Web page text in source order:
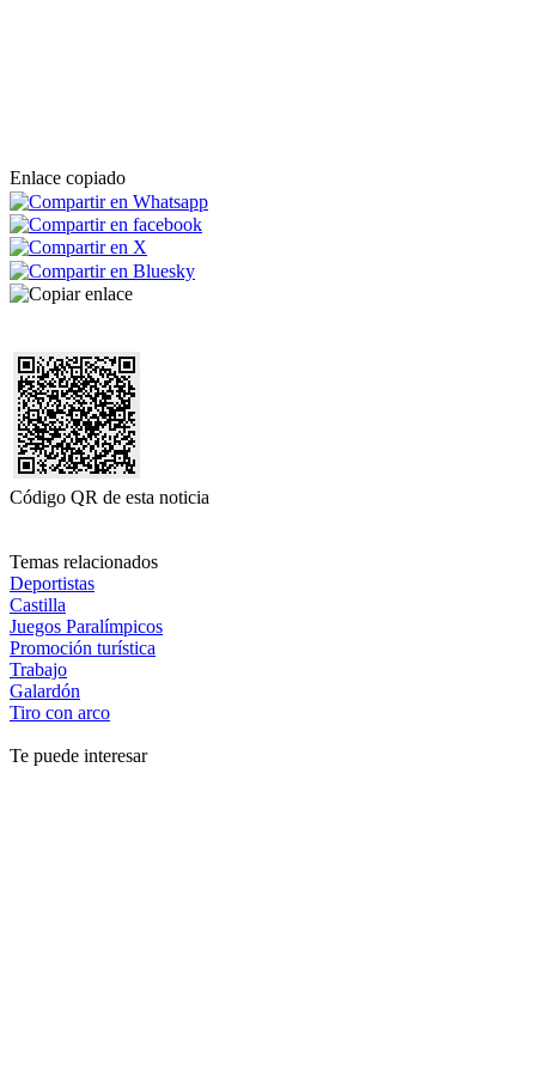
Enlace copiado
Código QR de esta noticia
Temas relacionados
Deportistas
Castilla
Juegos Paralímpicos
Promoción turística
Trabajo
Galardón
Tiro con arco
Te puede interesar